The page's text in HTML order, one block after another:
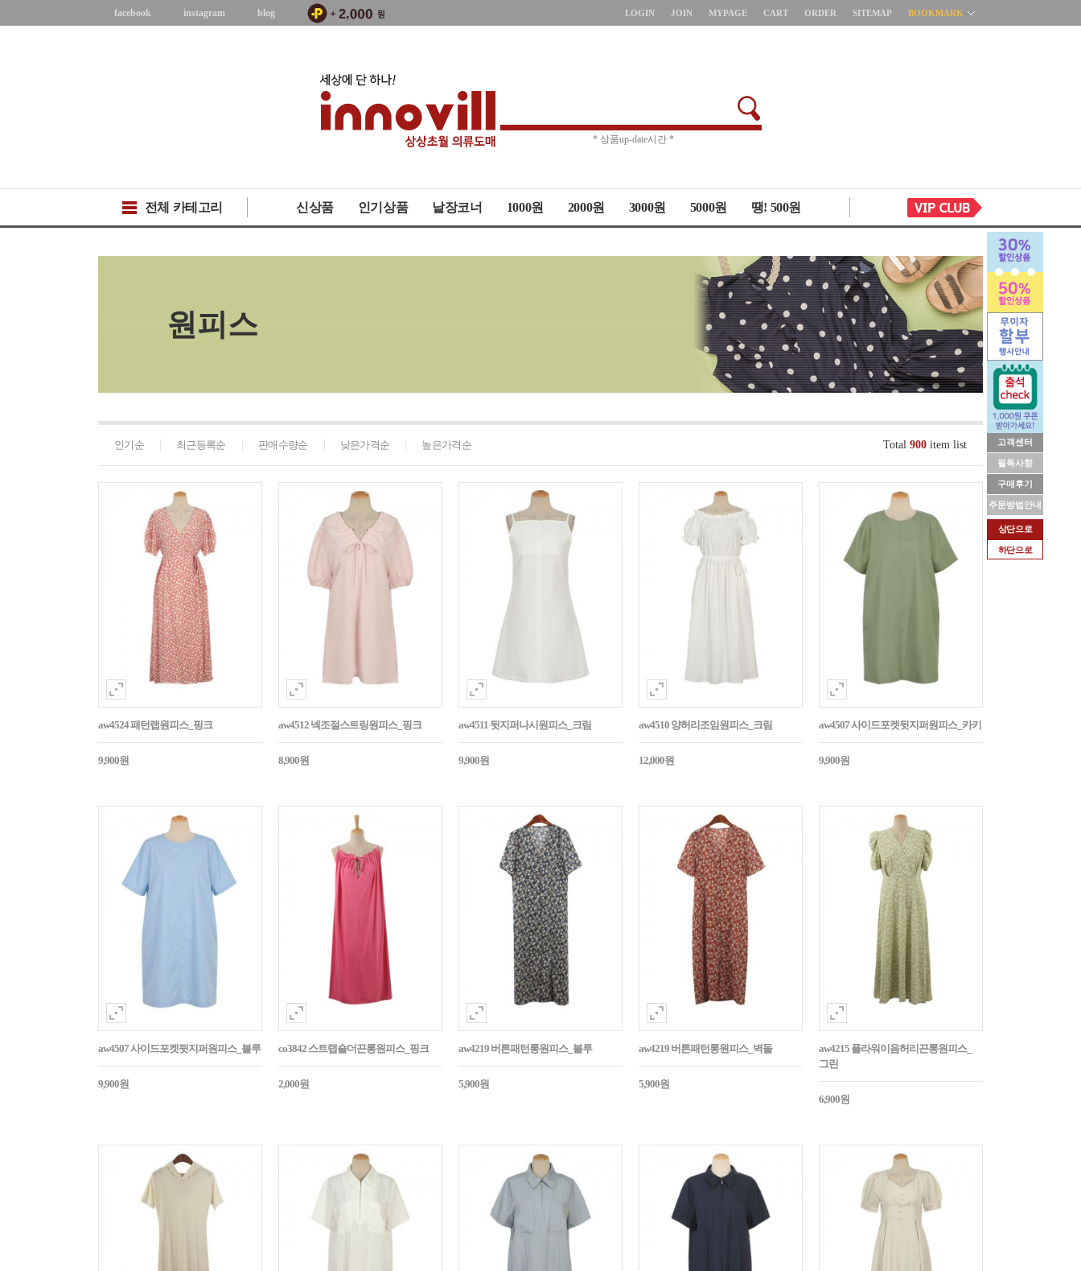
고객센터
필독사항
구매후기
주문방법안내
상단으로
하단으로
facebook instagram blog LOGIN JOIN MYPAGE CART ORDER SITEMAP BOOKMARK
* 상품up-date시간 *
전체 카테고리 신상품 인기상품 낱장코너 1000원 2000원 3000원 5000원 땡! 500원
원피스
인기순 최근등록순 판매수량순 낮은가격순 높은가격순 Total 900 item list
aw4524 패턴랩원피스_핑크
9,900원
aw4512 넥조절스트링원피스_핑크
8,900원
aw4511 뒷지퍼나시원피스_크림
9,900원
aw4510 양허리조임원피스_크림
12,000원
aw4507 사이드포켓뒷지퍼원피스_카키
9,900원
aw4507 사이드포켓뒷지퍼원피스_블루
9,900원
co3842 스트랩숄더끈롱원피스_핑크
2,000원
aw4219 버튼패턴롱원피스_블루
5,900원
aw4219 버튼패턴롱원피스_벽돌
5,900원
aw4215 플라워이음허리끈롱원피스_
그린
6,900원